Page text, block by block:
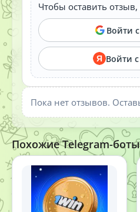
Чтобы оставить отзыв,
Войти
Я Войти
Пока нет отзывов.
Похожие Telegram-боты